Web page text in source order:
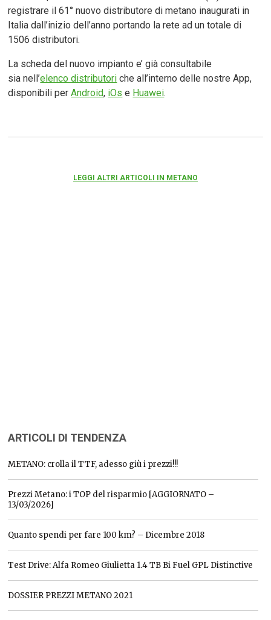
registrare il 61° nuovo distributore di metano inaugurati in
Italia dall’inizio dell’anno portando la rete ad un totale di
1506 distributori.
La scheda del nuovo impianto e’ già consultabile
sia nell’elenco distributori che all’interno delle nostre App,
disponibili perAndroid, iOs e Huawei.
LEGGI ALTRI ARTICOLI IN METANO
ARTICOLI DI TENDENZA
METANO: crolla il TTF, adesso giù i prezzi!!!
Prezzi Metano: i TOP del risparmio [AGGIORNATO –
13/03/2026]
Quanto spendi per fare 100 km? – Dicembre 2018
Test Drive: Alfa Romeo Giulietta 1.4 TB Bi Fuel GPL Distinctive
DOSSIER PREZZI METANO 2021